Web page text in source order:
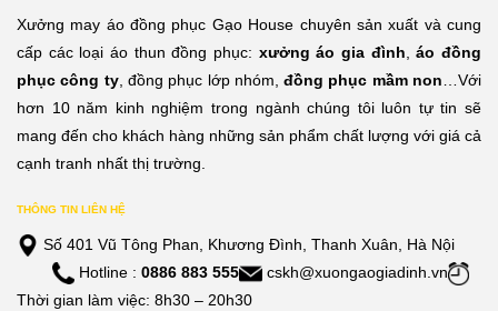
Xưởng may áo đồng phục Gạo House chuyên sản xuất và cung
cấp các loại áo thun đồng phục: xưởng áo gia đình,áo đồng
phục công ty, đồng phục lớp nhóm,đồng phục mầm non…Với
hơn 10 năm kinh nghiệm trong ngành chúng tôi luôn tự tin sẽ
mang đến cho khách hàng những sản phẩm chất lượng với giá cả
cạnh tranh nhất thị trường.
THÔNG TIN LIÊN HỆ
Số 401 Vũ Tông Phan, Khương Đình, Thanh Xuân, Hà Nội
Hotline : 0886 883 555
cskh@xuongaogiadinh.vn
Thời gian làm việc: 8h30 – 20h30